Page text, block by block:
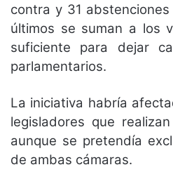
contra y 31
últimos se suman a los
suficiente para dejar
parlamentarios.
La iniciativa habría
legisladores que
aunque se pretendía
de ambas cámaras.